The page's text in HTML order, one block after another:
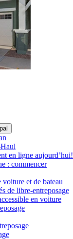
en ligne aujourd’hui!
: commencer
et de bateau
de libre-entreposage
en voiture